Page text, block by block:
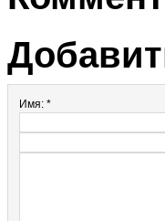
Имя: *